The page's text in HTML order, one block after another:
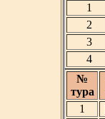
1
2
3
4
№
тура
1